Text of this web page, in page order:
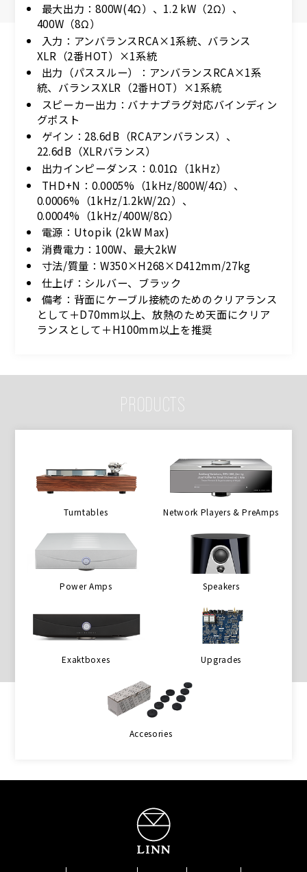
最大出力：800W(4Ω）、1.2 kW（2Ω）、
400W（8Ω）
入力：アンバランスRCA×1系統、バランス
XLR（2番HOT）×1系統
出力（パススルー）：アンバランスRCA×1系
統、バランスXLR（2番HOT）×1系統
スピーカー出力：バナナプラグ対応バインディン
グポスト
ゲイン：28.6dB（RCAアンバランス）、
22.6dB（XLRバランス）
出力インピーダンス：0.01Ω（1kHz）
THD+N：0.0005%（1kHz/800W/4Ω）、
0.0006%（1kHz/1.2kW/2Ω）、
0.0004%（1kHz/400W/8Ω）
電源：Utopik (2kW Max)
消費電力：100W、最大2kW
寸法/質量：W350×H268×D412mm/27kg
仕上げ：シルバー、ブラック
備考：背面にケーブル接続のためのクリアランス
として＋D70mm以上、放熱のため天面にクリア
ランスとして＋H100mm以上を推奨
PRODUCTS
Turntables Network Players & PreAmps
Power Amps Speakers
Exaktboxes Upgrades
Accesories